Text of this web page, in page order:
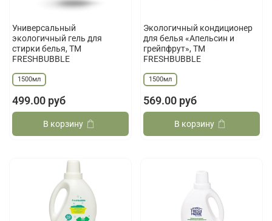
Универсальный
экологичный гель для
стирки белья, ТМ
FRESHBUBBLE
1500мл
499.00 руб
В корзину
Экологичный кондиционер
для белья «Апельсин и
грейпфрут», ТМ
FRESHBUBBLE
1500мл
569.00 руб
В корзину